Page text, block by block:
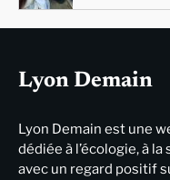
Lyon Demain
Lyon Demain est une
dédiée à l’écologie, à
avec un regard positif